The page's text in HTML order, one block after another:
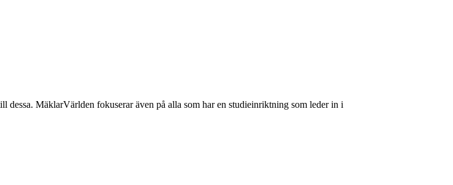
MäklarVärlden fokuserar även på alla som har en studieinriktning som leder in i